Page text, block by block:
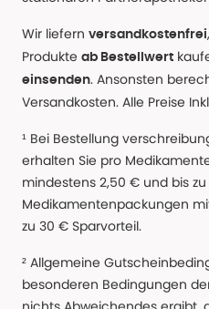
Wir liefern versandkostenfrei
Produkte ab Bestellwert
einsenden. Ansonsten
Versandkosten. Alle Preise
¹ Bei Bestellung
erhalten Sie pro
mindestens 2,50 € und bis
Medikamentenpackungen
zu 30 € Sparvorteil.
² Allgemeine
besonderen Bedingungen